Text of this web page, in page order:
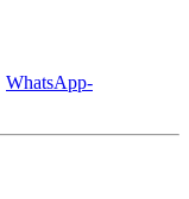
WhatsApp-